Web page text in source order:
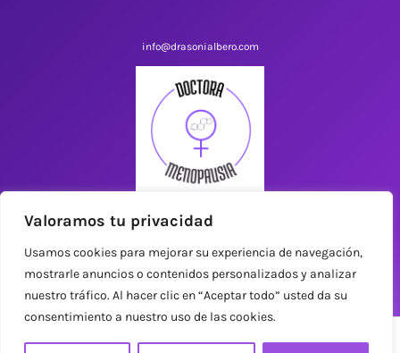
Valoramos tu privacidad
Usamos cookies para mejorar su experiencia de navegación,
mostrarle anuncios o contenidos personalizados y analizar
nuestro tráfico. Al hacer clic en “Aceptar todo” usted da su
consentimiento a nuestro uso de las cookies.
info@drasonialbero.com
Dra. Sonia Albero
Copyright © 2026 Vivir sin reglas
usuario. Si continúa navegando está dando su consentimiento para la